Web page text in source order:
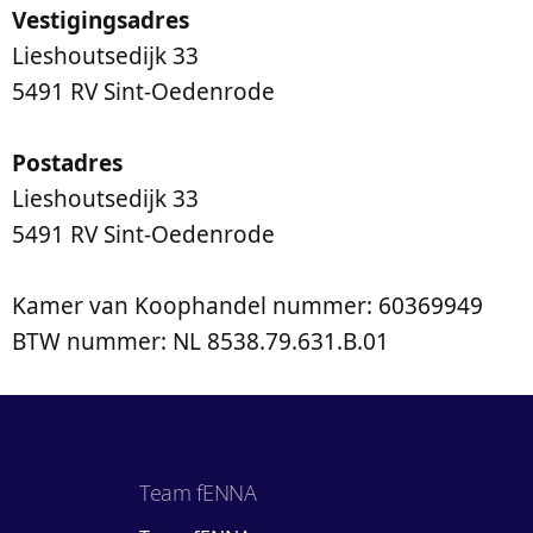
Vestigingsadres
Lieshoutsedijk 33
5491 RV Sint-Oedenrode
Postadres
Lieshoutsedijk 33
5491 RV Sint-Oedenrode
Kamer van Koophandel nummer: 60369949
BTW nummer: NL 8538.79.631.B.01
Team fENNA